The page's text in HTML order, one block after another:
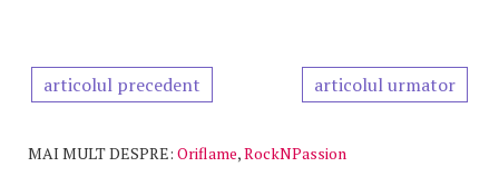
articolul precedent articolul urmator
MAI MULT DESPRE: Oriflame,RockNPassion